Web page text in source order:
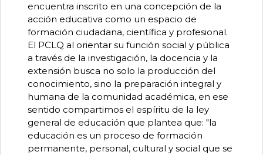
encuentra inscrito en una concepción de la
acción educativa como un espacio de
formación ciudadana, científica y profesional.
El PCLQ al orientar su función social y pública
a través de la investigación, la docencia y la
extensión busca no solo la producción del
conocimiento, sino la preparación integral y
humana de la comunidad académica, en ese
sentido compartimos el espíritu de la ley
general de educación que plantea que: "la
educación es un proceso de formación
permanente, personal, cultural y social que se